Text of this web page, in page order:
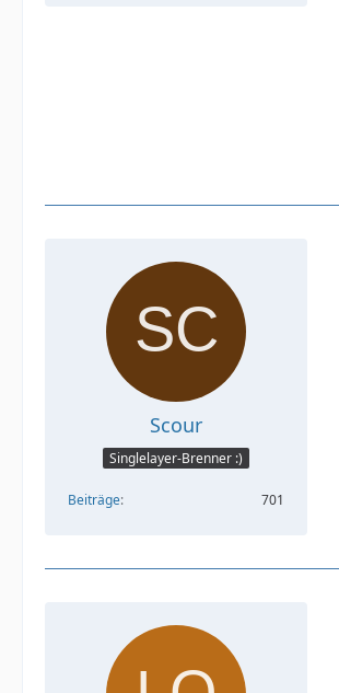
Scour
Singlelayer-Brenner :)
Beiträge 701